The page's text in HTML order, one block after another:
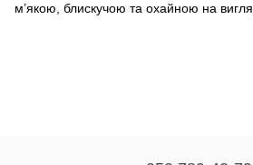
м’якою, блискучою та охайною на